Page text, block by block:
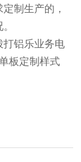
制生产的，
铝乐业务电
板定制样式